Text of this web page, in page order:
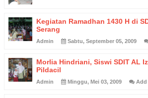
Kegiatan Ramadhan 1430 H di
Serang
Admin Sabtu, September 05, 2009
Morlia Hindriani, Siswi SDIT AL
Pildacil
Admin Minggu, Mei 03, 2009 Add